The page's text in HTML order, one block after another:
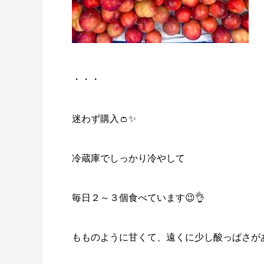
・・・
迷わず購入👛✨
冷蔵庫でしっかり冷やして
毎日２～３個食べています😉👌
もものように甘くて、遠くに少し酸っぱさが